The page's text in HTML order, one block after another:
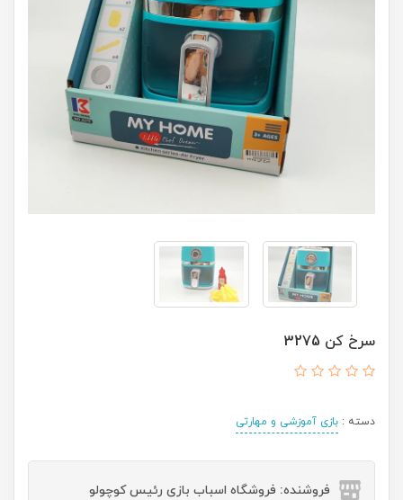
سرخ کن 3275
دسته : بازی آموزشی و مهارتی
فروشنده: فروشگاه اسباب بازی رئیس کوچولو